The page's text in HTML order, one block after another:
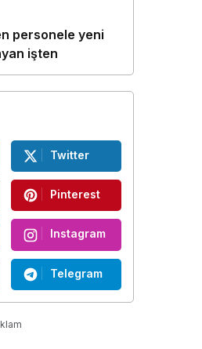
personele yeni
işten
Twitter
Pinterest
Instagram
Telegram